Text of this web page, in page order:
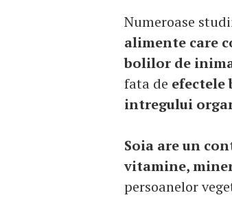
Numeroase
alimente care
bolilor de
fata de efectele
intregului
Soia are un
vitamine,
persoanelor